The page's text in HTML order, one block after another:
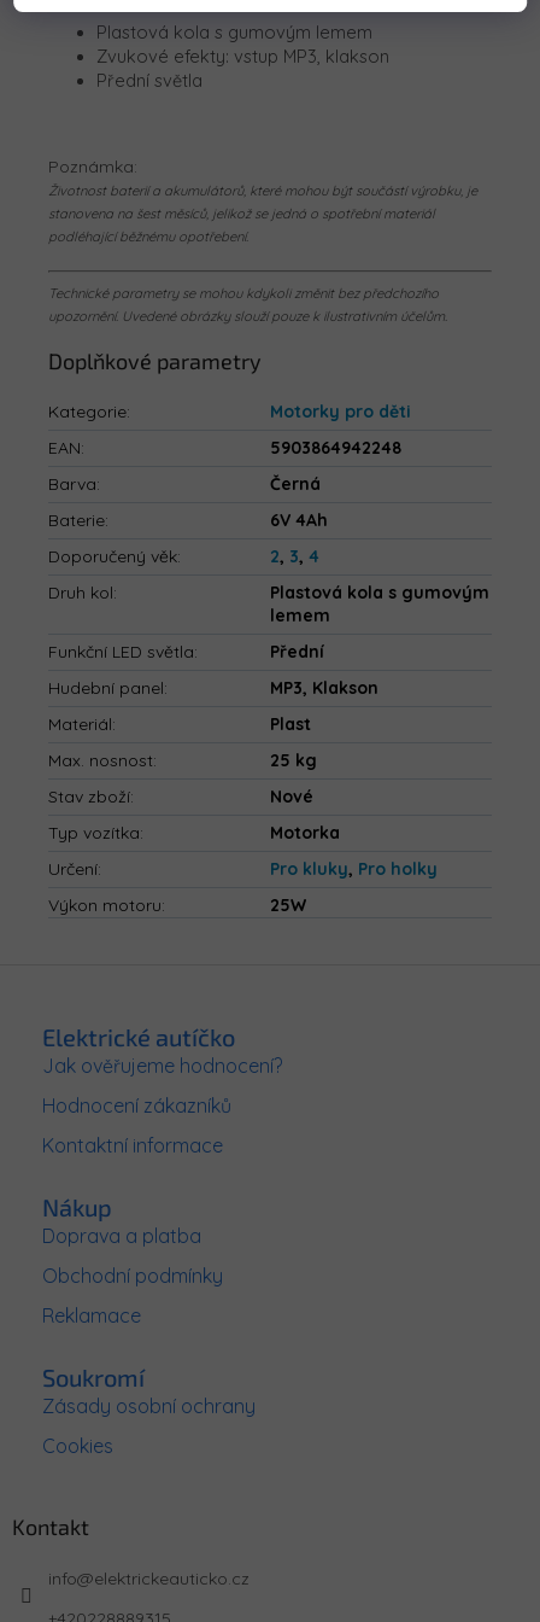
Plastová kola s gumovým lemem
Zvukové efekty: vstup MP3, klakson
Přední světla
Poznámka:
Životnost baterií a akumulátorů, které mohou být součástí výrobku, je
stanovena na šest měsíců, jelikož se jedná o spotřební materiál
podléhající běžnému opotřebení.
Technické parametry se mohou kdykoli změnit bez předchozího
upozornění. Uvedené obrázky slouží pouze k ilustrativním účelům.
Doplňkové parametry
Kategorie:
Motorky pro děti
EAN:
5903864942248
Barva:
Černá
Baterie:
6V 4Ah
Doporučený věk: 2, 3, 4
Druh kol:
Plastová kola s gumovým
lemem
Funkční LED světla:
Přední
Hudební panel:
MP3, Klakson
Materiál:
Plast
Max. nosnost:
25 kg
Stav zboží:
Nové
Typ vozítka:
Motorka
Určení: Pro kluky, Pro holky
Výkon motoru: 25W
Elektrické autíčko
Jak ověřujeme hodnocení?
Hodnocení zákazníků
Kontaktní informace
Nákup
Doprava a platba
Obchodní podmínky
Reklamace
Soukromí
Zásady osobní ochrany
Cookies
Kontakt
info@elektrickeauticko.cz